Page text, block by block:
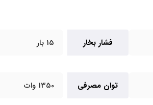
فشار بخار 15 بار
توان مصرفی 1350 وات